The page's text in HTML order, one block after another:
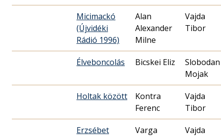
Micimackó
(Újvidéki
Rádió 1996)
Alan
Alexander
Milne
Vajda
Tibor
Élveboncolás Bicskei Eliz
Slobodan
Mojak
Holtak között
Kontra
Ferenc
Vajda
Tibor
Erzsébet
Varga
Vajda